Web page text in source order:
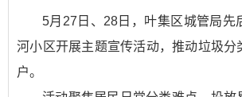
5月27日、28日，叶集区城管局先
河小区开展主题宣传活动，推动垃圾分
户。